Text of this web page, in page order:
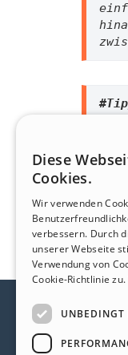
Diese
Cookies.
Wir verwenden
verbessern. Durch
unserer Webseite
Verwendung von
Cookie-Richtlinie zu.
UNBEDINGT